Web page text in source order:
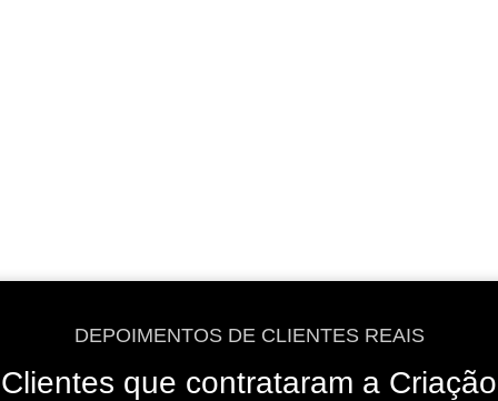
DEPOIMENTOS DE CLIENTES REAIS
Clientes que contrataram a Criação